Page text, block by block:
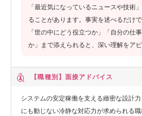
「最近気になっているニュースや技術
ることがあります。事実を述べるだけ
「世の中にどう役立つか」「自分の仕
か」まで添えられると、深い理解をアピ
【職種別】 面接アドバイス
システムの安定稼働を支える緻密な設計
にも動じない冷静な対応力が求められる